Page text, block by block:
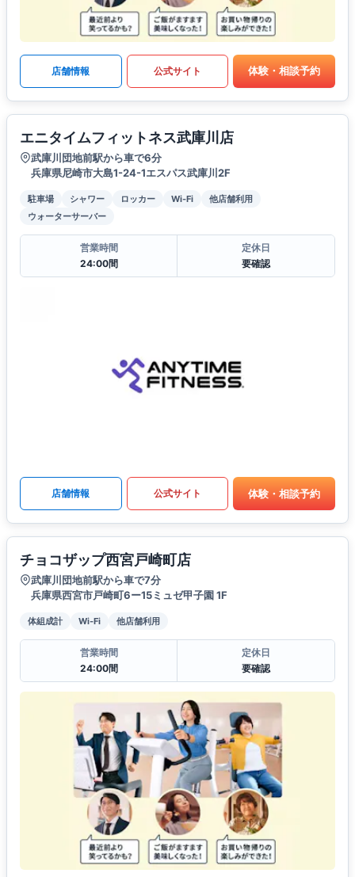
店舗情報 公式サイト 体験・相談予約
エニタイムフィットネス武庫川店
武庫川団地前駅から車で6分
兵庫県尼崎市大島1-24-1エスパス武庫川2F
駐車場 シャワー ロッカー Wi-Fi
他店舗利用
ウォーターサーバー
営業時間
24:00間
定休日
要確認
店舗情報 公式サイト 体験・相談予約
チョコザップ西宮戸崎町店
武庫川団地前駅から車で7分
兵庫県西宮市戸崎町6ー15ミュゼ甲子園 1F
体組成計 Wi-Fi 他店舗利用
営業時間
24:00間
定休日
要確認